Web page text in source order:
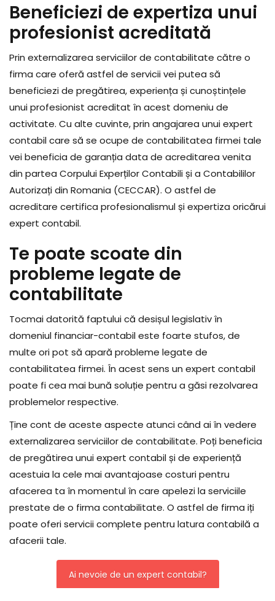
Beneficiezi de expertiza unui
profesionist acreditată
Prin externalizarea serviciilor de contabilitate către o
firma care oferă astfel de servicii vei putea să
beneficiezi de pregătirea, experiența și cunoștințele
unui profesionist acreditat în acest domeniu de
activitate. Cu alte cuvinte, prin angajarea unui expert
contabil care să se ocupe de contabilitatea firmei tale
vei beneficia de garanția data de acreditarea venita
din partea Corpului Experților Contabili și a Contabililor
Autorizați din Romania (CECCAR). O astfel de
acreditare certifica profesionalismul și expertiza oricărui
expert contabil.
Te poate scoate din
probleme legate de
contabilitate
Tocmai datorită faptului că desișul legislativ în
domeniul financiar-contabil este foarte stufos, de
multe ori pot să apară probleme legate de
contabilitatea firmei. În acest sens un expert contabil
poate fi cea mai bună soluție pentru a găsi rezolvarea
problemelor respective.
Ține cont de aceste aspecte atunci când ai în vedere
externalizarea serviciilor de contabilitate. Poți beneficia
de pregătirea unui expert contabil și de experiență
acestuia la cele mai avantajoase costuri pentru
afacerea ta în momentul în care apelezi la serviciile
prestate de o firma contabilitate. O astfel de firma iți
poate oferi servicii complete pentru latura contabilă a
afacerii tale.
Ai nevoie de un expert contabil?